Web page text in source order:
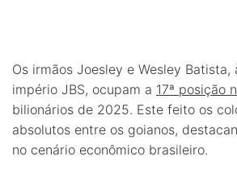
Os irmãos Joesley e Wesley
império JBS, ocupam a 17ª posição
bilionários de 2025. Este feito os
absolutos entre os goianos,
no cenário econômico brasileiro.